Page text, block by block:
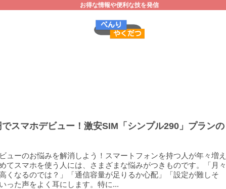
お得な情報や便利な技を発信
でスマホデビュー！激安SIM「シンプル290」プランの
ューのお悩みを解消しよう！スマートフォンを持つ人が年々増え
てスマホを使う人には、さまざまな悩みがつきものです。「月々
くなるのでは？」「通信容量が足りるか心配」「設定が難しそ
った声をよく耳にします。特に...